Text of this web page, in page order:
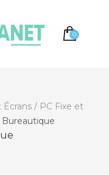
0
Écrans / PC Fixe et
Bureautique